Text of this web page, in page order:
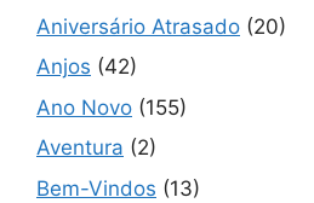
Aniversário Atrasado (20)
Anjos (42)
Ano Novo (155)
Aventura (2)
Bem-Vindos (13)